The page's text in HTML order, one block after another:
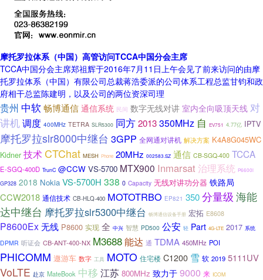
摩托罗拉体系（中国）高管访问TCCA中国分会主席
TCCA中国分会主席郑祖辉于2016年7月11日上午会见了前来访问的由摩
托罗拉体系（中国）有限公司总裁蒋浩委派的公司体系工程总监甘钧和政
府相干总监陈建明，以及公司的两位资深司理
贵州 中软畅博通信 通信系统 民间 数字无线对讲 室内全向吸顶天线 对
讲机调度 400MHz TETRA SLR5300 同方2013350MHz 自 EV751 4.77亿 IPTV
摩托罗拉slr8000中继台 3GPP 全网通对讲机 解决方案 K4A8G045WC
Kidner 技术CTChat MESH Phone 20MHz 002583.SZ 通信 CB-SGQ-400 TCCA
E-SGQ-400D TrunC @CCW VS-5700 MTX900 Inmarsat 治理系统 P6600i
GP328 2018 Nokia VS-5700H 338 0 Capacity 无线对讲功分器 铁路局
CCW2018 通信技术 CB-HLQ-400 MOTOTRBO EP821 350分量级 海能
达中继台 摩托罗拉slr5300中继台 畅博通信设备手册 宏拓 E8608
P8600Ex 无线 P8600 实现 全 中兴 智慧 PD500 公安 轻 Part 4G-LTE 2017 系统
DPMR 听证会 CB-ANT-400-NX M3688能达 通 TDMA 450MHz POI
PHICOMM 遨游车 数字 工具 MOTO 住宅楼 C1200 雪 软 2019 5111UV
VoLTE 赴京 MateBook 中移 江苏 800MHz 致力于 9000 来 ICOM